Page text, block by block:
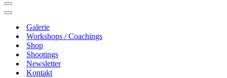
Navigationsmenü
Navigationsmenü
Galerie
Workshops / Coachings
Shop
Shootings
Newsletter
Kontakt